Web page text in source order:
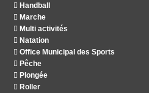
Handball
Marche
Multi activités
Natation
Office Municipal des Sports
Pêche
Plongée
Roller